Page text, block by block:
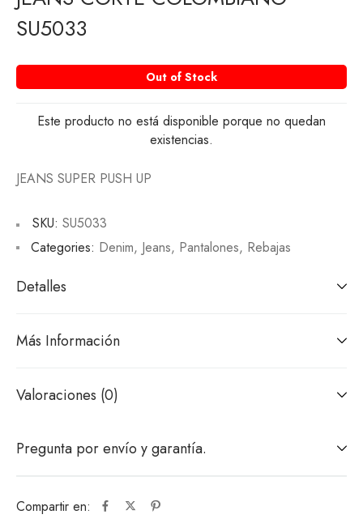
SU5033
Out of Stock
Este producto no está disponible porque no quedan
existencias.
JEANS SUPER PUSH UP
Compartir en:
SKU: SU5033
Categories: Denim, Jeans, Pantalones, Rebajas
Detalles
Más Información
Valoraciones (0)
Pregunta por envío y garantía.